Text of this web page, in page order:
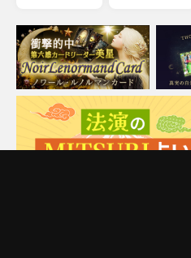
までズバッと暴いて
しまう全感覚霊視を
ご体感下さい。